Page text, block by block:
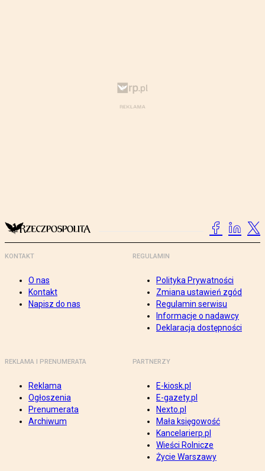
KONTAKT
O nas
Kontakt
Napisz do nas
REGULAMIN
Polityka Prywatności
Zmiana ustawień zgód
Regulamin serwisu
Informacje o nadawcy
Deklaracja dostępności
REKLAMA I PRENUMERATA
Reklama
Ogłoszenia
Prenumerata
Archiwum
PARTNERZY
E-kiosk.pl
E-gazety.pl
Nexto.pl
Mała księgowość
Kancelarierp.pl
Wieści Rolnicze
Życie Warszawy